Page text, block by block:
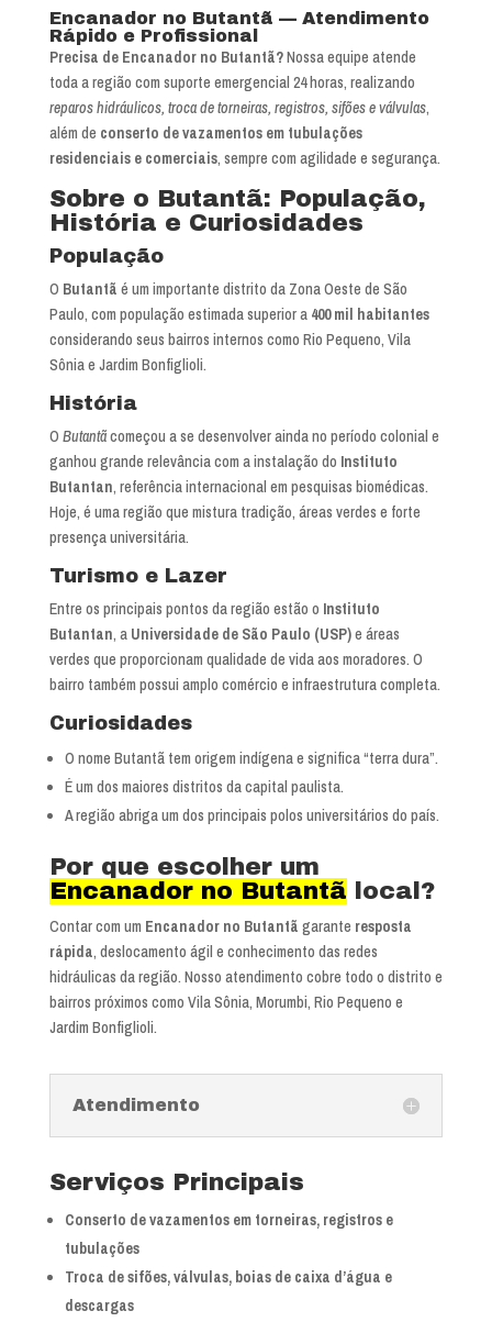
Encanador no Butantã — Atendimento
Rápido e Profissional
Precisa de Encanador no Butantã?Nossa equipe atende
toda a região com suporte emergencial 24 horas, realizando
reparos hidráulicos, troca de torneiras, registros, sifões e válvulas,
além de conserto de vazamentos em tubulações
residenciais e comerciais, sempre com agilidade e segurança.
Sobre o Butantã: População,
História e Curiosidades
População
O Butantã é um importante distrito da Zona Oeste de São
Paulo, com população estimada superior a 400 mil habitantes
considerando seus bairros internos como Rio Pequeno, Vila
Sônia e Jardim Bonfiglioli.
História
O Butantãcomeçou a se desenvolver ainda no período colonial e
ganhou grande relevância com a instalação do Instituto
Butantan, referência internacional em pesquisas biomédicas.
Hoje, é uma região que mistura tradição, áreas verdes e forte
presença universitária.
Turismo e Lazer
Entre os principais pontos da região estão o Instituto
Butantan, a Universidade de São Paulo (USP)e áreas
verdes que proporcionam qualidade de vida aos moradores. O
bairro também possui amplo comércio e infraestrutura completa.
Curiosidades
O nome Butantã tem origem indígena e significa “terra dura”.
É um dos maiores distritos da capital paulista.
A região abriga um dos principais polos universitários do país.
Por que escolher um
Encanador no Butantã local?
Contar com um Encanador no Butantã garante resposta
rápida, deslocamento ágil e conhecimento das redes
hidráulicas da região. Nosso atendimento cobre todo o distrito e
bairros próximos como Vila Sônia, Morumbi, Rio Pequeno e
Jardim Bonfiglioli.
Atendimento
Serviços Principais
Conserto de vazamentos em torneiras, registros e
tubulações
Troca de sifões, válvulas, boias de caixa d’água e
descargas